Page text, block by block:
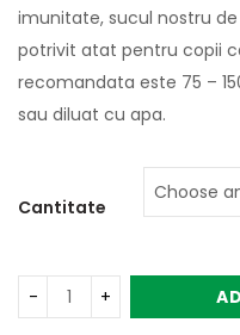
imunitate, sucul nostru
potrivit atat pentru copii
recomandata este 75 –
sau diluat cu apa.
Cantitate